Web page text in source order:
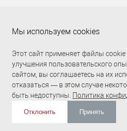
Прямая связь Profi Center
Мы используем cookies
Этот сайт применяет файлы
улучшения пользовательского
сайтом, вы соглашаетесь на их
отказаться — в этом случае
быть недоступны. Политика
Отклонить Принять